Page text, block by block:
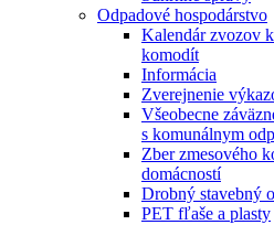
Odpadové hospodárstvo
Kalendár zvozov
komodít
Informácia
Zverejnenie
Všeobecne
s komunálnym
Zber zmesového
domácností
Drobný stavebný
PET fľaše a plasty